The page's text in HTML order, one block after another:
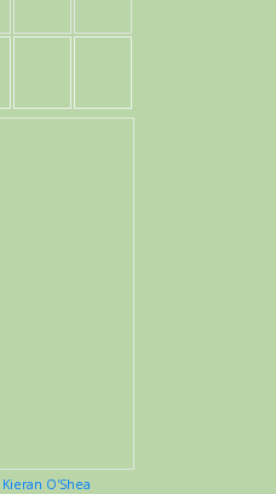
Kieran O'Shea